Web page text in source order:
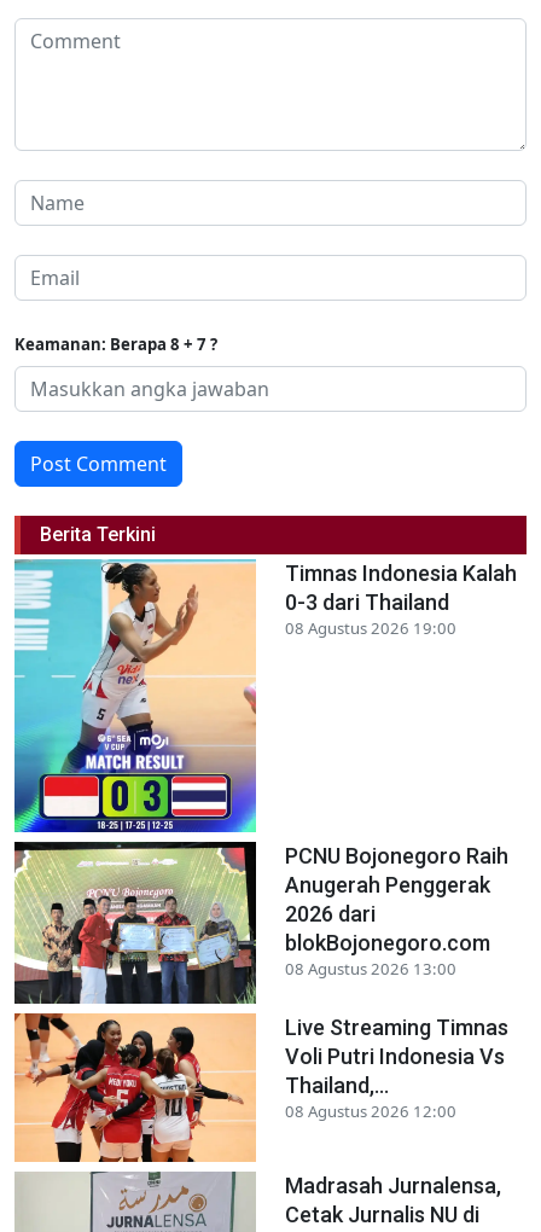
Keamanan: Berapa 8 + 7 ?
Post Comment
Berita Terkini
Timnas Indonesia Kalah
0-3 dari Thailand
08 Agustus 2026 19:00
PCNU Bojonegoro Raih
Anugerah Penggerak
2026 dari
blokBojonegoro.com
08 Agustus 2026 13:00
Live Streaming Timnas
Voli Putri Indonesia Vs
Thailand,...
08 Agustus 2026 12:00
Madrasah Jurnalensa,
Cetak Jurnalis NU di